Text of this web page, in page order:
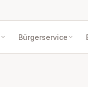
Bürgerservice